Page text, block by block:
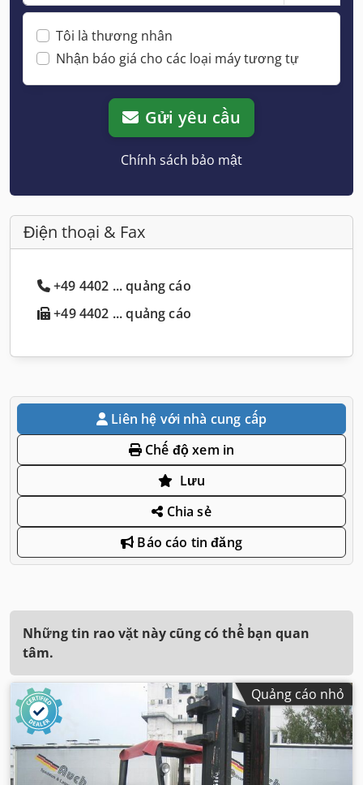
Tôi là thương nhân
Nhận báo giá cho các loại máy tương tự
Gửi yêu cầu
Chính sách bảo mật
Điện thoại & Fax
+49 4402 ... quảng cáo
+49 4402 ... quảng cáo
Liên hệ với nhà cung cấp
Chế độ xem in
Lưu
Chia sẻ
Báo cáo tin đăng
Những tin rao vặt này cũng có thể bạn quan
tâm.
Quảng cáo nhỏ